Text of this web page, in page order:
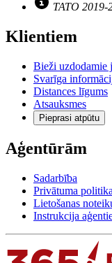
TATO 2019-
Klientiem
Bieži uzdodamie
Svarīga
Distances līgums
Atsauksmes
Pieprasi atpūtu
Aģentūrām
Sadarbība
Privātuma politika
Lietošanas
Instrukcija